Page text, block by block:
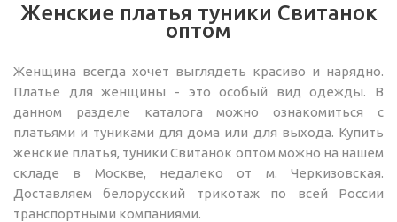
Женские платья туники Свитанок
оптом
Женщина всегда хочет выглядеть красиво и нарядно.
Платье для женщины - это особый вид одежды. В
данном разделе каталога можно ознакомиться с
платьями и туниками для дома или для выхода. Купить
женские платья, туники Свитанок оптом можно на нашем
складе в Москве, недалеко от м. Черкизовская.
Доставляем белорусский трикотаж по всей России
транспортными компаниями.